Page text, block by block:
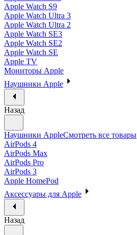
Apple Watch S9
Apple Watch Ultra 3
Apple Watch Ultra 2
Apple Watch SE3
Apple Watch SE2
Apple Watch SE
Apple TV
Мониторы Apple
Наушники Apple
Назад
Наушники AppleСмотреть все товары
AirPods 4
AirPods Max
AirPods Pro
AirPods 3
Apple HomePod
Аксессуары для Apple
Назад